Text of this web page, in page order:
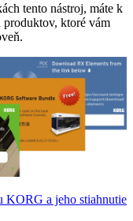
tento nástroj, máte k
ktoré vám
KORG a jeho stiahnutie